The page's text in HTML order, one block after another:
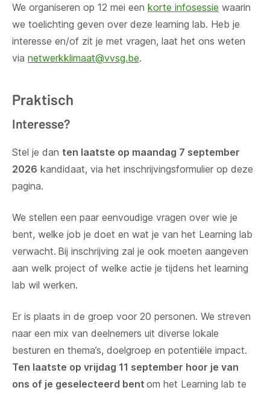
We organiseren op 12 mei een korte infosessie waarin
we toelichting geven over deze learning lab. Heb je
interesse en/of zit je met vragen, laat het ons weten
via netwerkklimaat@vvsg.be.
Praktisch
Interesse?
Stel je dan ten laatste op maandag 7 september
2026 kandidaat, via het inschrijvingsformulier op deze
pagina.
We stellen een paar eenvoudige vragen over wie je
bent, welke job je doet en wat je van het Learning lab
verwacht. Bij inschrijving zal je ook moeten aangeven
aan welk project of welke actie je tijdens het learning
lab wil werken.
Er is plaats in de groep voor 20 personen. We streven
naar een mix van deelnemers uit diverse lokale
besturen en thema’s, doelgroep en potentiële impact.
Ten laatste op vrijdag 11 september hoor je van
ons of je geselecteerd bent om het Learning lab te